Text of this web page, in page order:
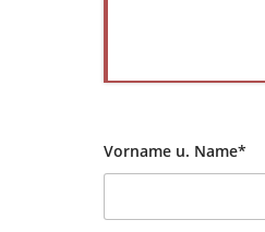
Vorname u. Name*